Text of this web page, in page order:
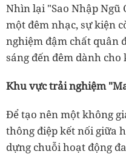
Nhìn lại "Sao Nhập Ngũ
một đêm nhạc, sự kiện
nghiệm đậm chất quân
sáng đến đêm dành cho
Khu vực trải nghiệm
Để tạo nên một không
thông điệp kết nối giữa
dựng chuỗi hoạt động